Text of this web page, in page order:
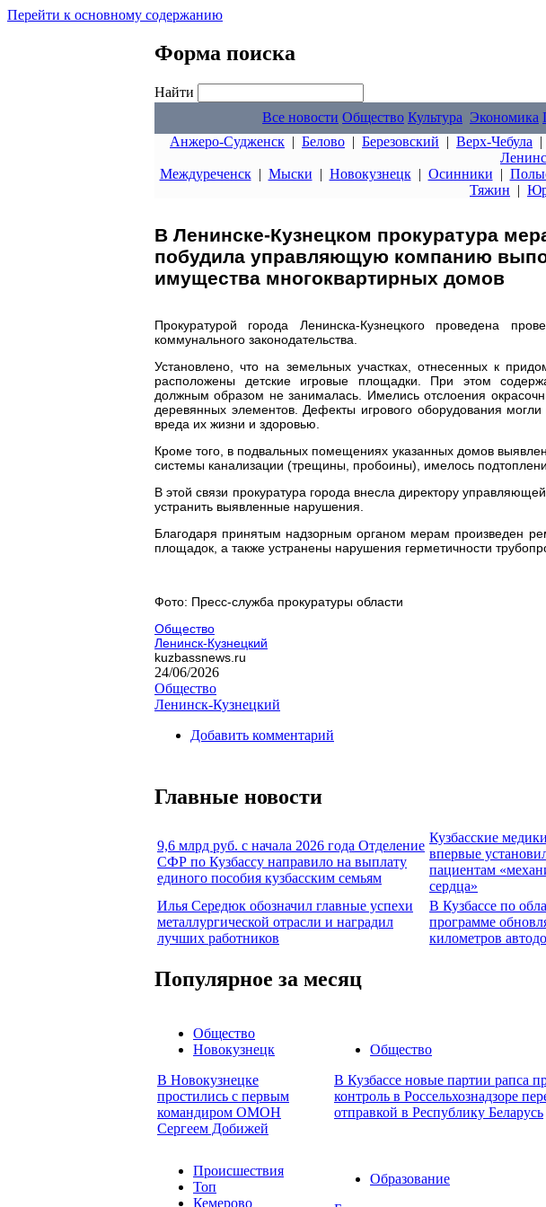
Перейти к основному содержанию
Форма поиска
Найти
Все новости Общество Культура Экономика
Анжеро-Судженск | Белово | Березовский | Верх-Чебула |
Междуреченск| Мыски | Новокузнецк| Осинники |
Тяжин |
В Ленинске-Кузнецком прокуратура
побудила управляющую компанию
имущества многоквартирных домов
Прокуратурой города Ленинска-Кузнецкого проведена
коммунального законодательства.
Установлено, что на земельных участках, отнесенных к
расположены детские игровые площадки. При этом
должным образом не занималась. Имелись отслоения
деревянных элементов. Дефекты игрового оборудования
вреда их жизни и здоровью.
Кроме того, в подвальных помещениях указанных домов
системы канализации (трещины, пробоины), имелось
В этой связи прокуратура города внесла директору
устранить выявленные нарушения.
Благодаря принятым надзорным органом мерам произведен
площадок, а также устранены нарушения герметичности
Фото: Пресс-служба прокуратуры области
Общество
Ленинск-Кузнецкий
kuzbassnews.ru
24/06/2026
Общество
Ленинск-Кузнецкий
Добавить комментарий
Главные новости
9,6 млрд руб. с начала 2026 года Отделение
СФР по Кузбассу направило на выплату
единого пособия кузбасским семьям
Кузбасские медики
впервые
пациентам
сердца»
Илья Середюк обозначил главные успехи
металлургической отрасли и наградил
лучших работников
В Кузбассе по
программе
километров
Популярное за месяц
Общество
Новокузнецк
В Новокузнецке
простились с первым
командиром ОМОН
Сергеем Добижей
Общество
В Кузбассе новые партии рапса
контроль в Россельхознадзоре
отправкой в Республику Беларусь
Происшествия
Топ
Кемерово
Образование